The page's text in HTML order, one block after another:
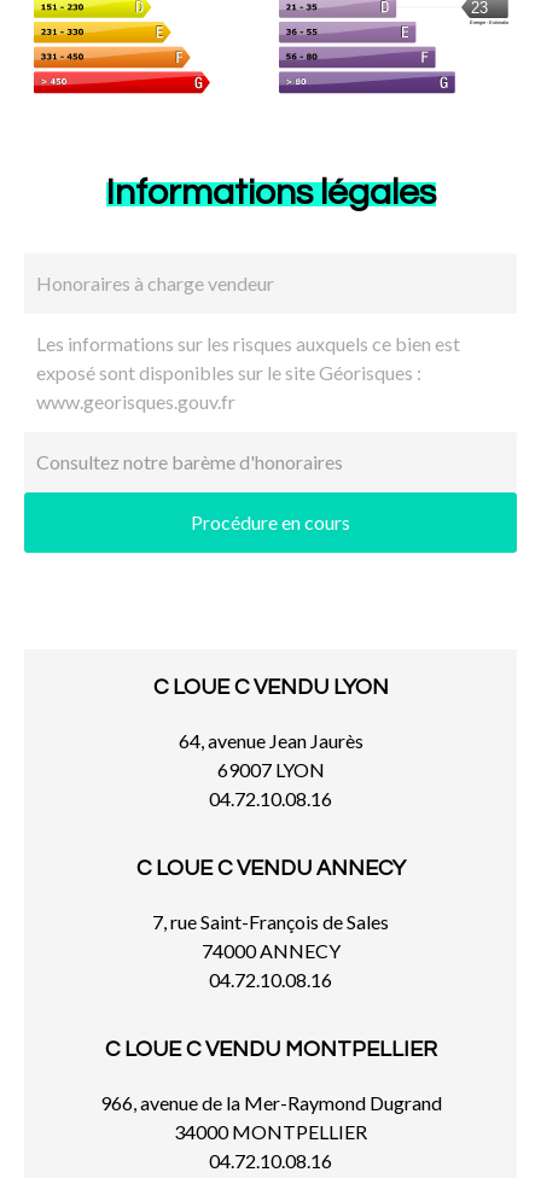
Informations légales
Honoraires à charge vendeur
Les informations sur les risques auxquels ce bien est
exposé sont disponibles sur le site Géorisques :
www.georisques.gouv.fr
Consultez notre barème d'honoraires
Procédure en cours
C LOUE C VENDU LYON
64, avenue Jean Jaurès
69007 LYON
04.72.10.08.16
C LOUE C VENDU ANNECY
7, rue Saint-François de Sales
74000 ANNECY
04.72.10.08.16
C LOUE C VENDU MONTPELLIER
966, avenue de la Mer-Raymond Dugrand
34000 MONTPELLIER
04.72.10.08.16